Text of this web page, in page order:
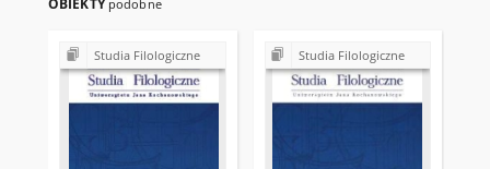
OBIEKTY podobne
Studia Filologiczne Studia Filologiczne